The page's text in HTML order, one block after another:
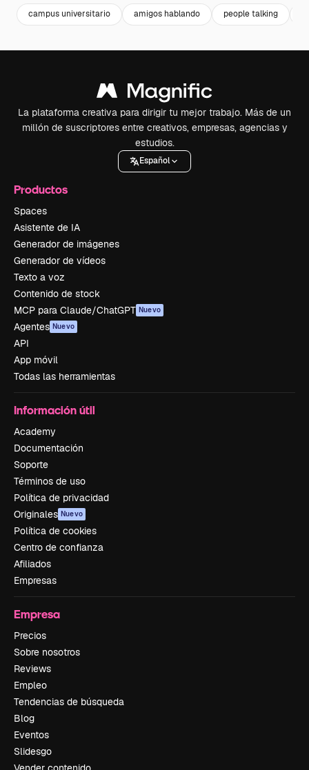
campus universitario amigos hablando people talking
La plataforma creativa para dirigir tu mejor trabajo. Más de un
millón de suscriptores entre creativos, empresas, agencias y
estudios.
Español
Productos
Spaces
Asistente de IA
Generador de imágenes
Generador de vídeos
Texto a voz
Contenido de stock
MCP para Claude/ChatGPT Nuevo
Agentes Nuevo
API
App móvil
Todas las herramientas
Información útil
Academy
Documentación
Soporte
Términos de uso
Política de privacidad
Originales Nuevo
Política de cookies
Centro de confianza
Afiliados
Empresas
Empresa
Precios
Sobre nosotros
Reviews
Empleo
Tendencias de búsqueda
Blog
Eventos
Slidesgo